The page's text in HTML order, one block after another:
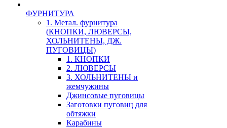
ФУРНИТУРА
1. Метал. фурнитура
(КНОПКИ, ЛЮВЕРСЫ,
ХОЛЬНИТЕНЫ, ДЖ.
ПУГОВИЦЫ)
1. КНОПКИ
2. ЛЮВЕРСЫ
3. ХОЛЬНИТЕНЫ и
жемчужины
Джинсовые пуговицы
Заготовки пуговиц для
обтяжки
Карабины